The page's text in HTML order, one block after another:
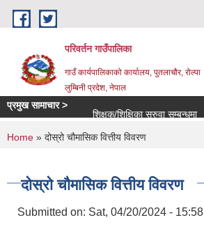
Skip to main content
परिवर्तन गाउँपालिका
गाउँ कार्यपालिकाको कार्यालय, पुतलाचौर, रोल्पा
लुम्बिनी प्रदेश, नेपाल
प्रमुख सामाचार >
शिक्षक/शिक्षिका सरुवा सम्बन्धमा
You are here
Home » दोस्रो चौमासिक वित्तीय विवरण
दोस्रो चौमासिक वित्तीय विवरण
Submitted on: Sat, 04/20/2024 - 15:58